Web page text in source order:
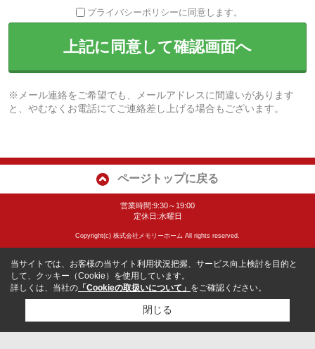
プライバシーポリシーに同意します。
上記に同意して確認画面へ
※メール連絡をご希望でも、メールアドレスに間違いがあります
と、やむなくお電話にてご連絡差し上げる場合もございます。
ページトップに戻る
営業時間:9:30～19:00
定休日:水曜日
Copyright(c) 株式会社メモリーホーム All rights reserved.
当サイトでは、お客様の当サイト利用状況把握、サービス向上検討を目的と
して、クッキー（Cookie）を使用しています。
詳しくは、当社の 「Cookieの取扱いについて」 をご確認ください。
閉じる